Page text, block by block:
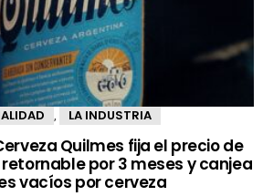
LA INDUSTRIA
Quilmes fija el precio de
por 3 meses y canjea
vacíos por cerveza